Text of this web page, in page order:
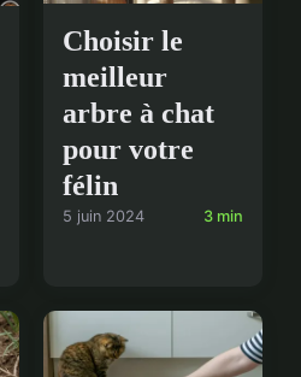
Choisir le
meilleur
arbre à chat
pour votre
félin
5 juin 2024 3 min